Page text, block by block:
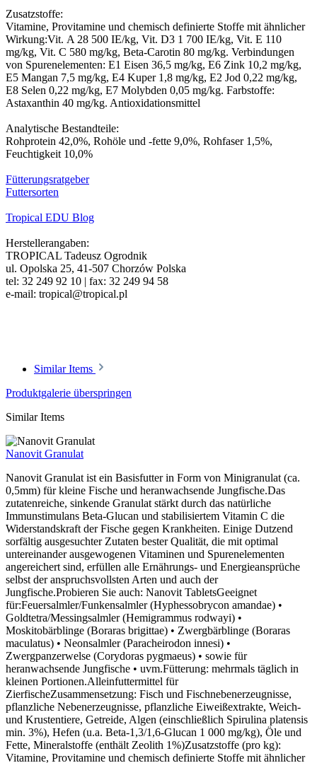
Zusatzstoffe:
Vitamine, Provitamine und chemisch definierte Stoffe mit ähnlicher
Wirkung:Vit. A 28 500 IE/kg, Vit. D3 1 700 IE/kg, Vit. E 110
mg/kg, Vit. C 580 mg/kg, Beta-Carotin 80 mg/kg. Verbindungen
von Spurenelementen: E1 Eisen 36,5 mg/kg, E6 Zink 10,2 mg/kg,
E5 Mangan 7,5 mg/kg, E4 Kuper 1,8 mg/kg, E2 Jod 0,22 mg/kg,
E8 Selen 0,22 mg/kg, E7 Molybden 0,05 mg/kg. Farbstoffe:
Astaxanthin 40 mg/kg. Antioxidationsmittel
Analytische Bestandteile:
Rohprotein 42,0%, Rohöle und -fette 9,0%, Rohfaser 1,5%,
Feuchtigkeit 10,0%
Fütterungsratgeber
Futtersorten
Tropical EDU Blog
Herstellerangaben:
TROPICAL Tadeusz Ogrodnik
ul. Opolska 25, 41-507 Chorzów Polska
tel: 32 249 92 10 | fax: 32 249 94 58
e-mail: tropical@tropical.pl
Similar Items
Produktgalerie überspringen
Similar Items
Nanovit Granulat
Nanovit Granulat ist ein Basisfutter in Form von Minigranulat (ca.
0,5mm) für kleine Fische und heranwachsende Jungfische.Das
zutatenreiche, sinkende Granulat stärkt durch das natürliche
Immunstimulans Beta-Glucan und stabilisiertem Vitamin C die
Widerstandskraft der Fische gegen Krankheiten. Einige Dutzend
sorfältig ausgesuchter Zutaten bester Qualität, die mit optimal
untereinander ausgewogenen Vitaminen und Spurenelementen
angereichert sind, erfüllen alle Ernährungs- und Energieansprüche
selbst der anspruchsvollsten Arten und auch der
Jungfische.Probieren Sie auch: Nanovit TabletsGeeignet
für:Feuersalmler/Funkensalmler (Hyphessobrycon amandae) •
Goldtetra/Messingsalmler (Hemigrammus rodwayi) •
Moskitobärblinge (Boraras brigittae) • Zwergbärblinge (Boraras
maculatus) • Neonsalmler (Paracheirodon innesi) •
Zwergpanzerwelse (Corydoras pygmaeus) • sowie für
heranwachsende Jungfische • uvm.Fütterung: mehrmals täglich in
kleinen Portionen.Alleinfuttermittel für
ZierfischeZusammensetzung: Fisch und Fischnebenerzeugnisse,
pflanzliche Nebenerzeugnisse, pflanzliche Eiweißextrakte, Weich-
und Krustentiere, Getreide, Algen (einschließlich Spirulina platensis
min. 3%), Hefen (u.a. Beta-1,3/1,6-Glucan 1 000 mg/kg), Öle und
Fette, Mineralstoffe (enthält Zeolith 1%)Zusatzstoffe (pro kg):
Vitamine, Provitamine und chemisch definierte Stoffe mit ähnlicher